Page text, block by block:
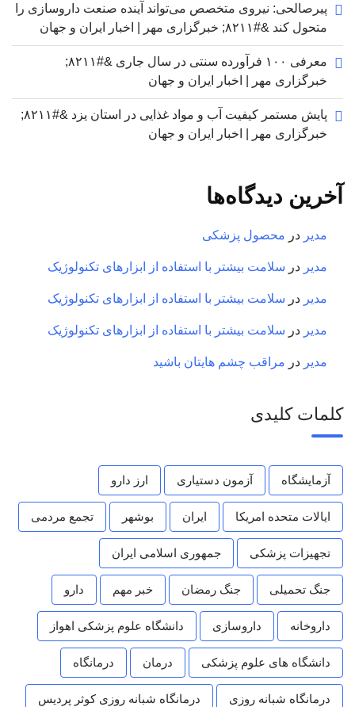
پیرصالحی: نیروی متخصص می‌تواند آینده صنعت داروسازی را
متحول کند &#۸۲۱۱; خبرگزاری مهر | اخبار ایران و جهان
معرفی ۱۰۰ فرآورده سنتی در سال جاری &#۸۲۱۱;
خبرگزاری مهر | اخبار ایران و جهان
پایش مستمر کیفیت آب و مواد غذایی در استان یزد &#۸۲۱۱;
خبرگزاری مهر | اخبار ایران و جهان
آخرین دیدگاه‌ها
مدیر در محصول پزشکی
مدیر در سلامت بیشتر با استفاده از ابزارهای تکنولوژیک
مدیر در سلامت بیشتر با استفاده از ابزارهای تکنولوژیک
مدیر در سلامت بیشتر با استفاده از ابزارهای تکنولوژیک
مدیر در مراقب چشم هایتان باشید
کلمات کلیدی
آزمایشگاه آزمون دستیاری ارز دارو
ایالات متحده امریکا ایران بوشهر تجمع مردمی
تجهیزات پزشکی جمهوری اسلامی ایران
جنگ تحمیلی جنگ رمضان خبر مهم دارو
داروخانه داروسازی دانشگاه علوم پزشکی اهواز
دانشگاه های علوم پزشکی درمان درمانگاه
درمانگاه شبانه روزی درمانگاه شبانه روزی کوثر پردیس